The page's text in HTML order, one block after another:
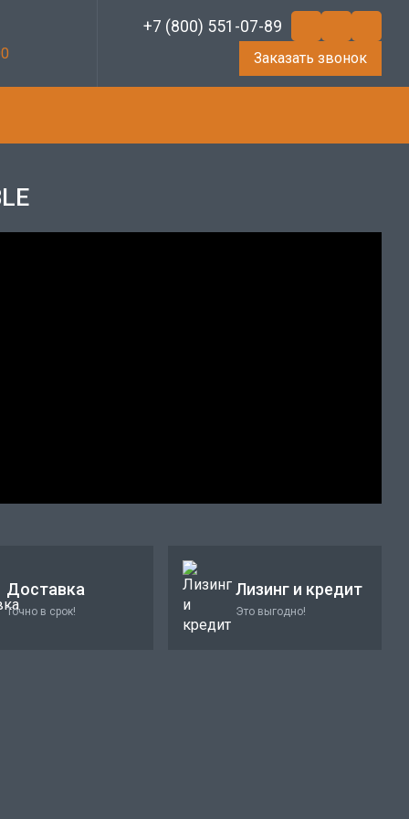
+7 (800) 551-07-89
Заказать звонок
Доставка
Точно в срок!
Лизинг и кредит
Это выгодно!